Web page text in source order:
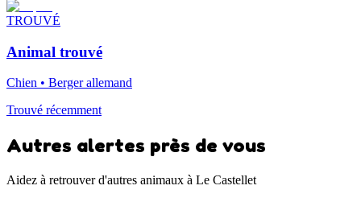
TROUVÉ
Animal trouvé
Chien • Berger allemand
Trouvé récemment
Autres alertes près de vous
Aidez à retrouver d'autres animaux à Le Castellet